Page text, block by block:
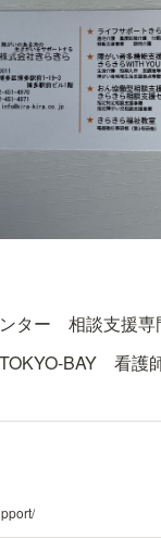
ター　相談支援専
BAY　看護